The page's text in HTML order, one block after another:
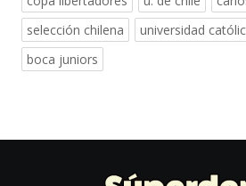
selección chilena
universidad
boca juniors